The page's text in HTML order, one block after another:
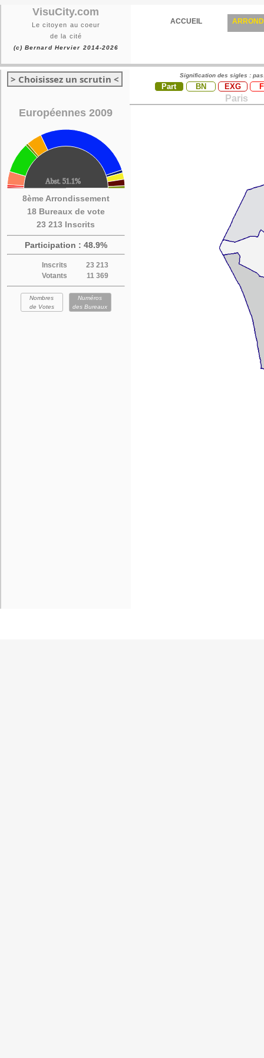
VisuCity.com
Le citoyen au coeur
de la cité
(c) Bernard Hervier 2014-2026
ACCUEIL
> Choisissez un scrutin <
Européennes 2009
8ème Arrondissement
18 Bureaux de vote
23 213 Inscrits
Participation : 48.9%
Inscrits
23 213
Votants
11 369
Nombres
de Votes
Numéros
des Bureaux
Signification des sigles :
Part BN EXG
Paris